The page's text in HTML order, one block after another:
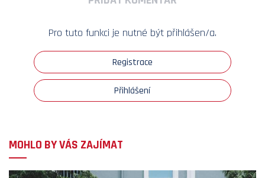
Pro tuto funkci je nutné být přihlášen/a.
Registrace
Přihlášení
MOHLO BY VÁS ZAJÍMAT